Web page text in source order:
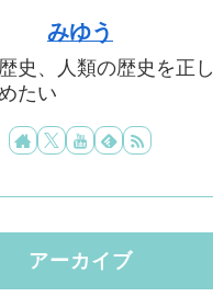
みゆう
史、人類の歴史を正し
たい
アーカイブ